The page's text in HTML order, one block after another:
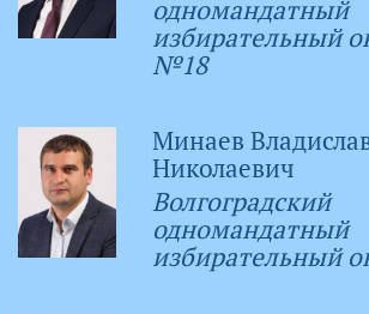
одномандатный
избирательный
№18
Минаев
Николаевич
Волгоградский
одномандатный
избирательный